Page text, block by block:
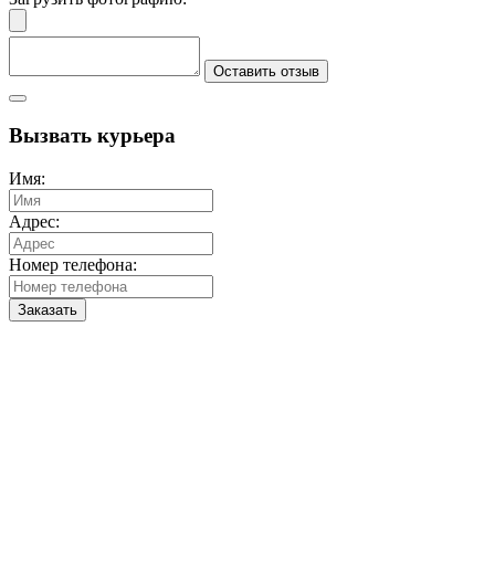
Оставить отзыв
Вызвать курьера
Имя:
Адрес:
Номер телефона:
Заказать